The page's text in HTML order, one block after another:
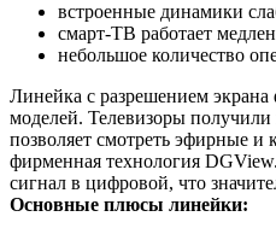
встроенные динамики
смарт-ТВ работает
небольшое количество
Линейка с разрешением
моделей. Телевизоры
позволяет смотреть эфирные и
фирменная технология
сигнал в цифровой, что
Основные плюсы линейки: